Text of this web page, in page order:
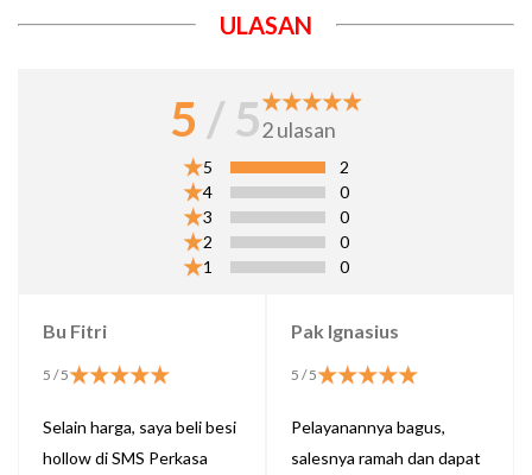
ULASAN
5 / 52ulasan
5
2
4
0
3
0
2
0
1
0
Bu Fitri
5 / 5
Selain harga, saya beli besi
hollow di SMS Perkasa
Pak Ignasius
5 / 5
Pelayanannya bagus,
salesnya ramah dan dapat